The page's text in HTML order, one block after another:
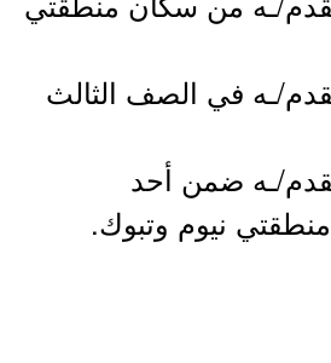
ـه في الصف الثالث
ـه ضمن أحد
نيوم وتبوك.